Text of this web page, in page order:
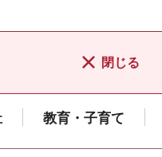
閉じる
教育・子育て